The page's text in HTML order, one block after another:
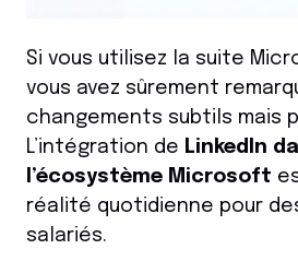
Si vous utilisez la suite
vous avez sûrement
changements subtils mais
L’intégration de LinkedIn
l’écosystème Microsoft
réalité quotidienne pour
salariés.